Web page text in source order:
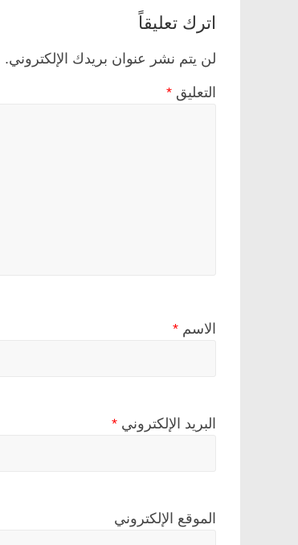
اترك تعليقاً
لن يتم نشر عنوان بريدك الإلكتروني.
التعليق *
الاسم *
البريد الإلكتروني *
الموقع الإلكتروني